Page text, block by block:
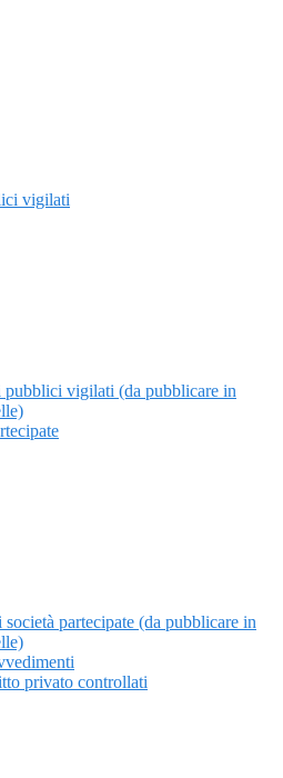
vigilati
pubblici vigilati (da pubblicare in
società partecipate (da pubblicare in
privato controllati